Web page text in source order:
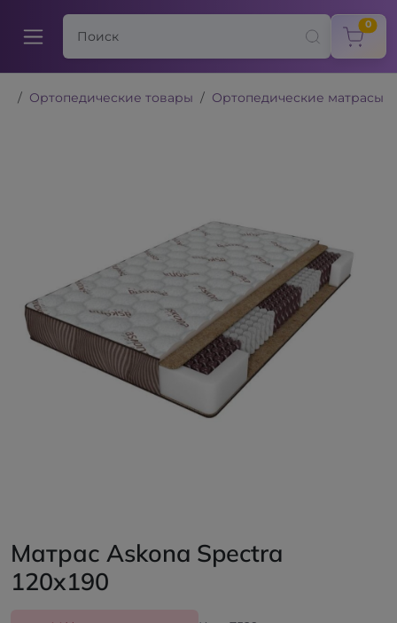
0
Ортопедические товары Ортопедические матрасы
Матрас Askona Spectra
120x190